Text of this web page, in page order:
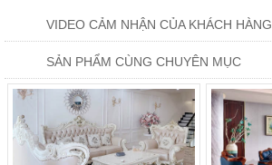
VIDEO CẢM NHẬN CỦA KHÁCH HÀNG
SẢN PHẨM CÙNG CHUYÊN MỤC